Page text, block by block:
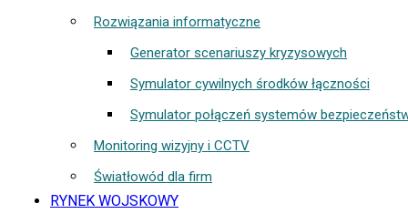
Rozwiązania informatyczne
Generator scenariuszy kryzysowych
Symulator cywilnych środków łączności
Symulator połączeń systemów
Monitoring wizyjny i CCTV
Światłowód dla firm
RYNEK WOJSKOWY